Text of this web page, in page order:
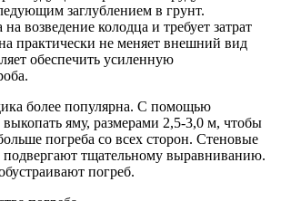
заглублением в грунт.
возведение колодца и требует затрат
практически не меняет внешний вид
обеспечить усиленную
более популярна. С помощью
яму, размерами 2,5-3,0 м, чтобы
погреба со всех сторон. Стеновые
тщательному выравниванию.
погреб.